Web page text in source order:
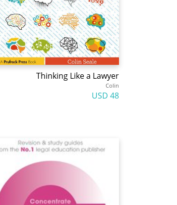
Thinking Like a Lawyer
Colin
48 USD